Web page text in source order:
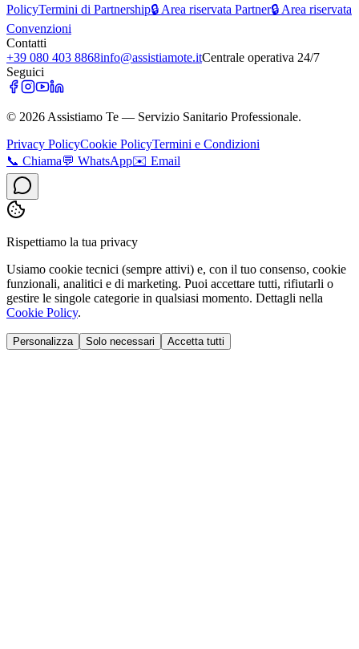
PolicyTermini di Partnership🔒 Area riservata Partner🔒 Area riservata
Convenzioni
Contatti
+39 080 403 8868info@assistiamote.itCentrale operativa 24/7
Seguici
© 2026 Assistiamo Te — Servizio Sanitario Professionale.
Privacy PolicyCookie PolicyTermini e Condizioni
📞 Chiama💬 WhatsApp✉️ Email
Rispettiamo la tua privacy
Usiamo cookie tecnici (sempre attivi) e, con il tuo consenso, cookie
funzionali, analitici e di marketing. Puoi accettare tutti, rifiutarli o
gestire le singole categorie in qualsiasi momento. Dettagli nella
Cookie Policy.
Personalizza Solo necessari Accetta tutti